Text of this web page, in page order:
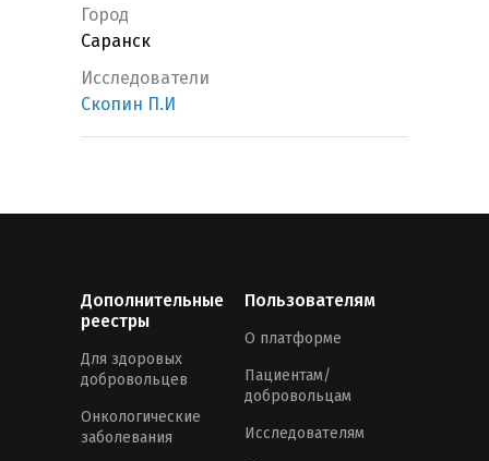
Город
Саранск
Исследователи
Скопин П.И
Дополнительные
реестры
Для здоровых
добровольцев
Онкологические
заболевания
Пользователям
О платформе
Пациентам/
добровольцам
Исследователям